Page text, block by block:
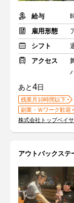
給与
雇用形態
シフト
アクセス
あと4日
残業月10時間以下
副業・Ｗワーク歓迎
株式会社トップベイ
アウトバックス